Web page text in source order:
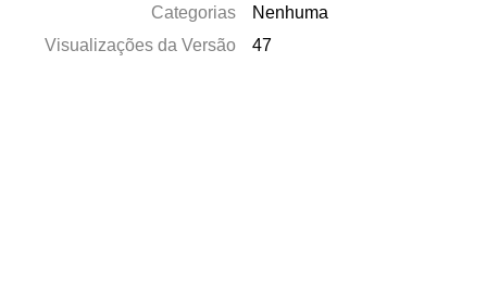
Categorias
Nenhuma
Visualizações da Versão
47